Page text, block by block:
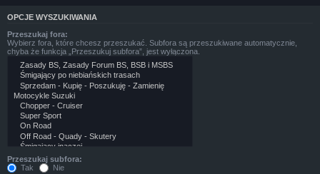
OPCJE WYSZUKIWANIA
Przeszukaj fora:
Wybierz fora, które chcesz przeszukać. Subfora są przeszukiwane automatycznie,
chyba że funkcja „Przeszukuj subfora”, jest wyłączona.
Przeszukaj subfora:
Tak
Nie